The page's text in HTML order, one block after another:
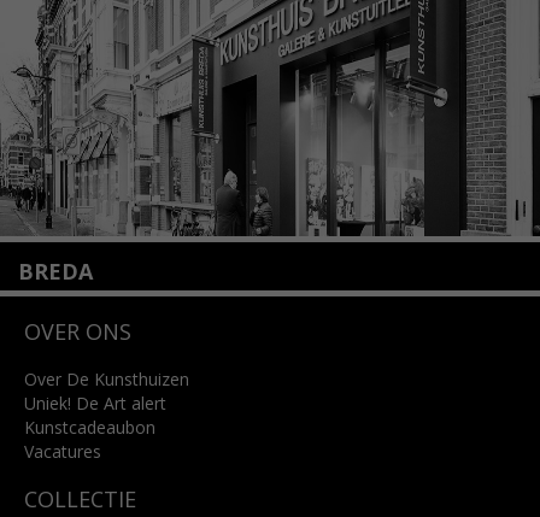
Lees meer
BREDA
4818 SB Breda
info@kunsthuisbreda.nl
Lees meer
OVER ONS
Over De Kunsthuizen
Uniek! De Art alert
Kunstcadeaubon
Vacatures
COLLECTIE